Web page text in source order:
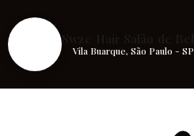
Vila Buarque, São Paulo - SP